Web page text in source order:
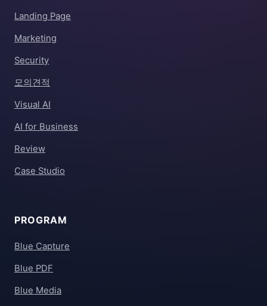
Landing Page
Marketing
Security
모의견적
Visual AI
AI for Business
Review
Case Studio
PROGRAM
Blue Capture
Blue PDF
Blue Media